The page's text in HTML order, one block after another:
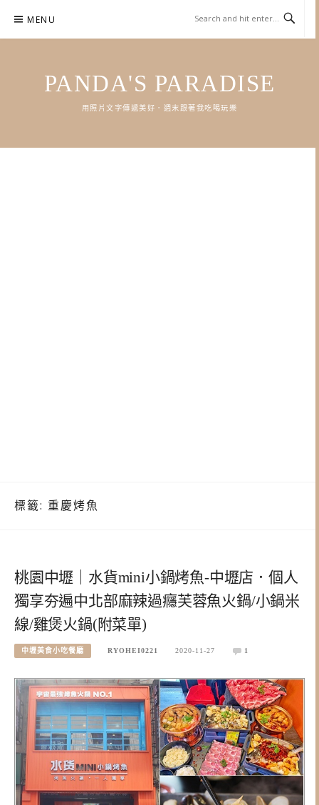
content
MENU
PANDA'S PARADISE
用照片文字傳遞美好．週末跟著我吃喝玩樂
標籤: 重慶烤魚
桃園中壢｜水貨mini小鍋烤魚-中壢店．個人
獨享夯遍中北部麻辣過癮芙蓉魚火鍋/小鍋米
線/雞煲火鍋(附菜單)
中壢美食小吃餐廳 RYOHEI0221 2020-11-27 1